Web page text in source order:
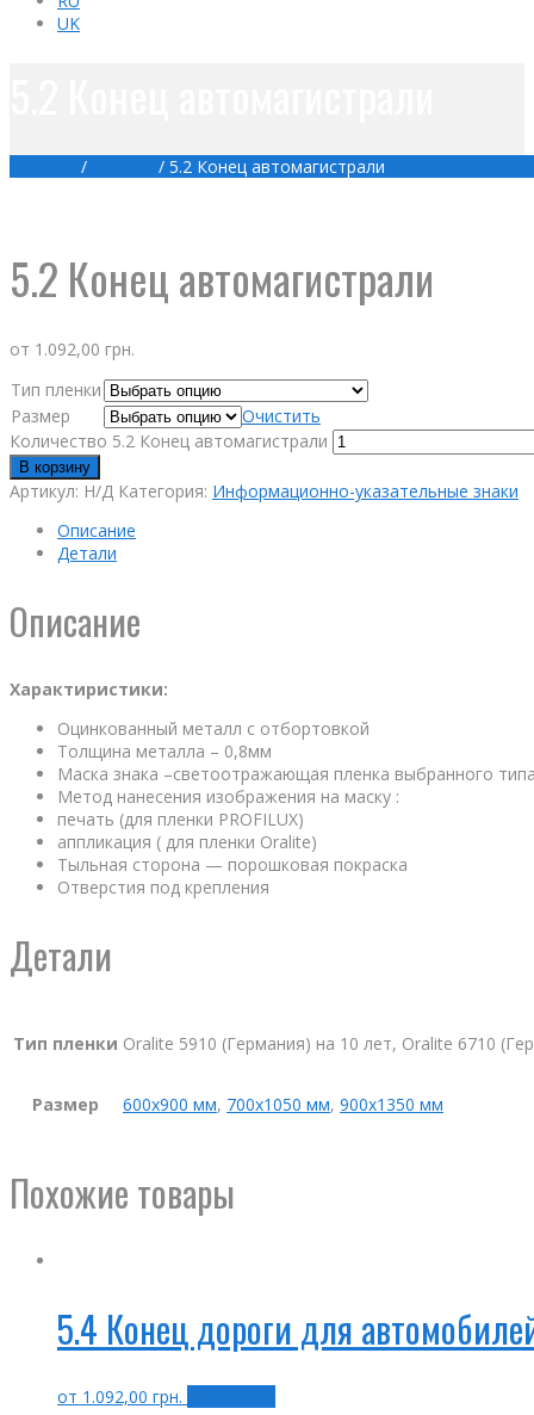
UK
/ / 5.2 Конец автомагистрали
5.2 Конец автомагистрали
от 1.092,00 грн.
Тип пленки
Размер
Очистить
Количество 5.2 Конец автомагистрали
В корзину
Артикул: Н/Д Категория: Информационно-указательные знаки
Описание
Детали
Описание
Характиристики:
Оцинкованный металл с отбортовкой
Толщина металла – 0,8мм
Маска знака –светоотражающая пленка выбранного
Метод нанесения изображения на маску :
печать (для пленки PROFILUX)
аппликация ( для пленки Oralite)
Тыльная сторона — порошковая покраска
Отверстия под крепления
Детали
Тип пленки Oralite 5910 (Германия) на 10 лет, Oralite 6710
Размер 600х900 мм, 700х1050 мм, 900х1350 мм
Похожие товары
5.4 Конец дороги для
от 1.092,00 грн.